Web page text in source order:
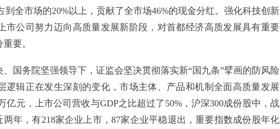
全市场的20%以上，贡献了全市场46%的现金分红。强化科技创新
市公司努力迈向高质量发展新阶段，对首都经济高质发展具有重要
要。
务院坚强领导下，证监会坚决贯彻落实新“国九条”擘画的防风险
逻辑正在发生深刻的变化，市场主体、产品和机制全面高质量发展
亿元，上市公司营收与GDP之比超过了50%，沪深300成份股中，战
年，有218家企业上市，87家企业平稳退出，重要指数成份股年化